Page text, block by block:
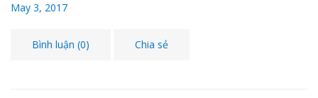
May 3, 2017
Bình luận (0) Chia sẻ